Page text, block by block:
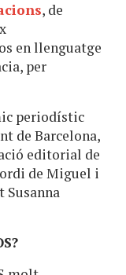
, de
en llenguatge
per
periodístic
de Barcelona,
editorial de
de Miguel i
Susanna